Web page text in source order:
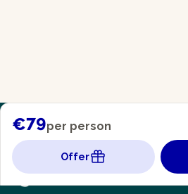
€79per person
Offer